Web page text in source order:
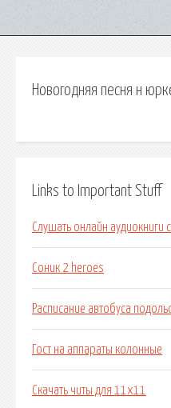
Новогодняя песня н
Links to Important Stuff
Слушать онлайн аудиокниги
Соник 2 heroes
Расписание автобуса
Гост на аппараты колонные
Скачать читы для 11х11